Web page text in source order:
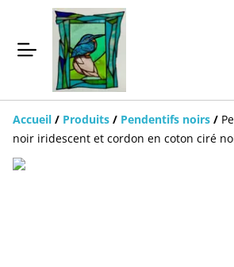
Accueil / Produits / Pendentifs noirs /
noir iridescent et cordon en coton ciré